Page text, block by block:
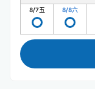
8/7五 8/8六